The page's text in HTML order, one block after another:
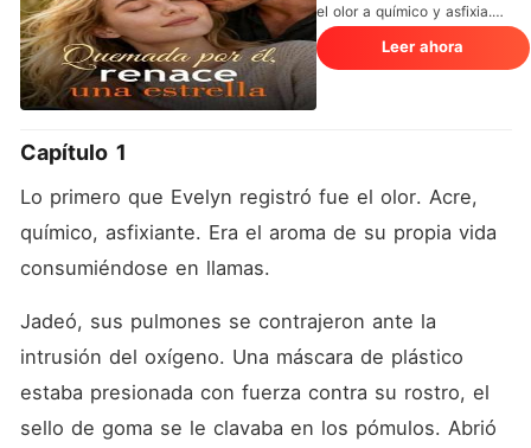
el olor a químico y asfixia.
Mientras los paramédicos
me ponían la máscara de
oxígeno en la ambulancia,
verdadero golpe no fue el
fuego, fue ver la transmisión
en vivo desde Los Ángeles
no me estaba llamando
frenético. Estaba en una
alfombra roja, protegiendo a
Remanso de los flashes,
consolándola por un simple
ataque de pánico mientras
yo casi moría quemada en
Leer ahora
Capítulo 1
Lo primero que Evelyn registró fue el olor. Acre,
químico, asfixiante. Era el aroma de su propia vida
consumiéndose en llamas.
Jadeó, sus pulmones se contrajeron ante la
intrusión del oxígeno. Una máscara de plástico
estaba presionada con fuerza contra su rostro, el
sello de goma se le clavaba en los pómulos. Abrió